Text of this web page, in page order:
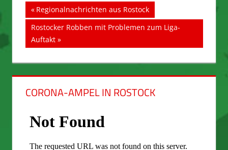
Beitragsnavigation
Vorheriger
Beitrag:
Regionalnachrichten aus Rostock
Nächster
Beitrag:
Rostocker Robben mit Problemen zum Liga-
Auftakt
CORONA-AMPEL IN ROSTOCK